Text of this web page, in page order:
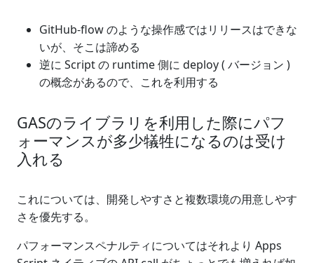
GitHub-flow のような操作感ではリリースはできな
いが、そこは諦める
逆に Script の runtime 側に deploy ( バージョン )
の概念があるので、これを利用する
GASのライブラリを利用した際にパフ
ォーマンスが多少犠牲になるのは受け
入れる
これについては、開発しやすさと複数環境の用意しやす
さを優先する。
パフォーマンスペナルティについてはそれより Apps